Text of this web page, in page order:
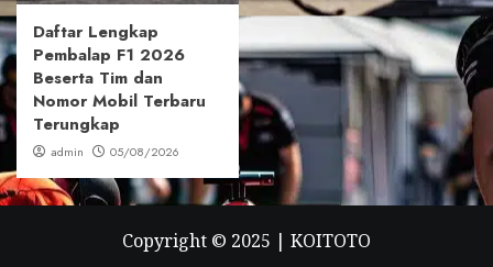
Daftar Lengkap
Pembalap F1 2026
Beserta Tim dan
Nomor Mobil Terbaru
Terungkap
admin 05/08/2026
Copyright © 2025 | KOITOTO